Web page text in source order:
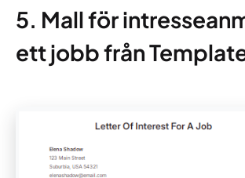
5. Mall för
ett jobb från